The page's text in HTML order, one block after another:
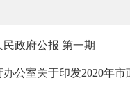
民政府公报 第一期
公室关于印发2020年